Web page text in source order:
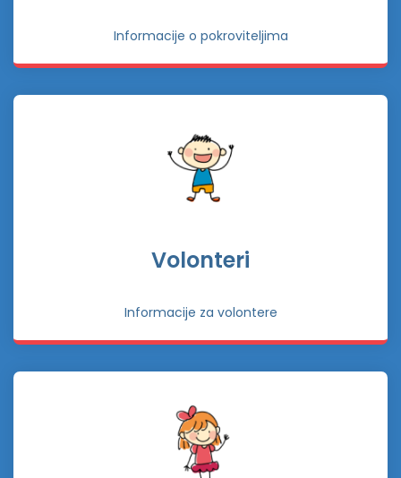
Informacije o pokroviteljima
Volonteri
Informacije za volontere